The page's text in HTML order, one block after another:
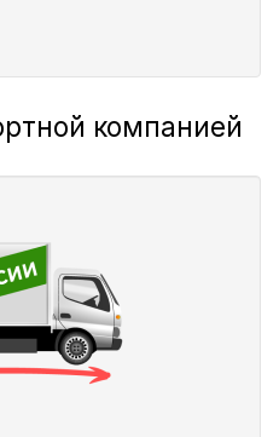
компанией